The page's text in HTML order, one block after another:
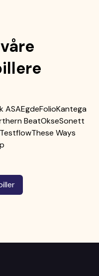
ASAEgdeFolioKantega
BeatOkseSonett
TestflowThese Ways